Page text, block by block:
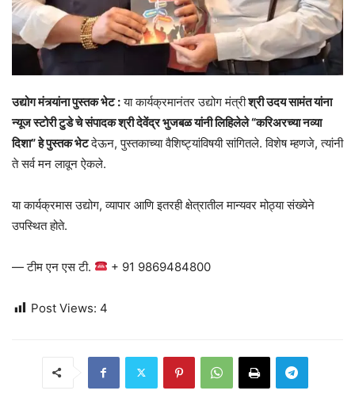
उद्योग मंत्र्यांना पुस्तक भेट :या कार्यक्रमानंतर उद्योग मंत्रीश्री उदय सामंत यांना
न्यूज स्टोरी टुडे चे संपादक श्री देवेंद्र भुजबळ यांनी लिहिलेले “करिअरच्या नव्या
दिशा” हे पुस्तक भेटदेऊन, पुस्तकाच्या वैशिष्ट्यांविषयी सांगितले. विशेष म्हणजे, त्यांनी
ते सर्व मन लावून ऐकले.
या कार्यक्रमास उद्योग, व्यापार आणि इतरही क्षेत्रातील मान्यवर मोठ्या संख्येने
उपस्थित होते.
— टीम एन एस टी. + 91 9869484800
Post Views: 4